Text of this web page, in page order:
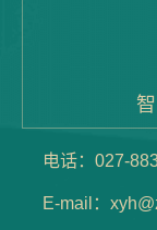
电话：027-
E-mail：